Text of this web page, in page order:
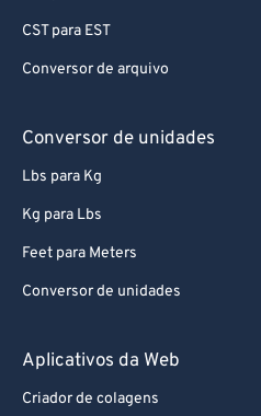
CST para EST
Conversor de arquivo
Conversor de unidades
Lbs para Kg
Kg para Lbs
Feet para Meters
Conversor de unidades
Aplicativos da Web
Criador de colagens